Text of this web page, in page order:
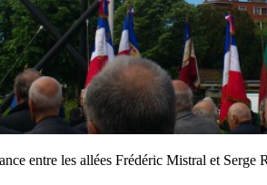
entre les allées Frédéric Mistral et Serge